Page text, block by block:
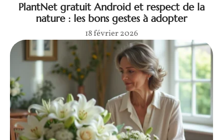
PlantNet gratuit Android et respect de la
nature : les bons gestes à adopter
18 février 2026